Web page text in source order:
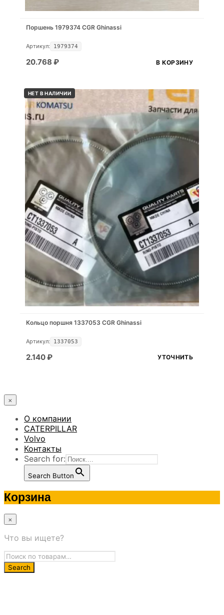
Поршень 1979374 CGR Ghinassi
Артикул: 1979374
20.768 ₽ В КОРЗИНУ
НЕТ В НАЛИЧИИ
Кольцо поршня 1337053 CGR Ghinassi
Артикул: 1337053
2.140₽ УТОЧНИТЬ
×
О компании
CATERPILLAR
Volvo
Контакты
Search for:
Search Button
Корзина
×
Что вы ищете?